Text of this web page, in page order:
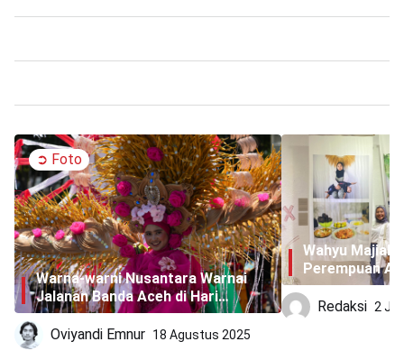
➲ Foto
Warna-warni Nusantara Warnai
Jalanan Banda Aceh di Hari
Kemerdekaan
Oviyandi Emnur 18 Agustus 2025
Wahyu
Perempuan
Pameran
Jakarta
Redaksi 2